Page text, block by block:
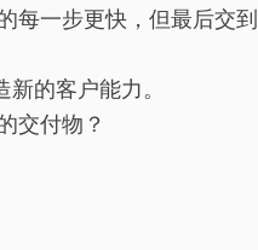
每一步更快，但最后交到
的客户能力。
交付物？